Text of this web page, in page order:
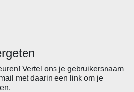
Vertel ons je gebruikersnaam
met daarin een link om je